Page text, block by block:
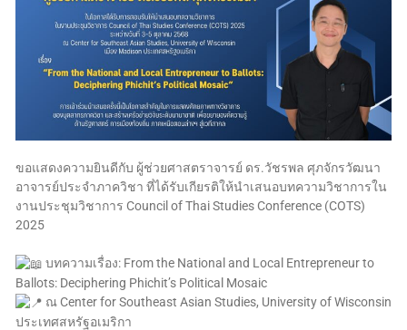
ขอแสดงความยินดีกับ ผู้ช่วยศาสตราจารย์ ดร.วัชรพล ศุภจักรวัฒนา
อาจารย์ประจำภาควิชา ที่ได้รับเกียรติให้นำเสนอบทความวิชาการใน
งานประชุมวิชาการ Council of Thai Studies Conference (COTS)
2025
บทความเรื่อง: From the National and Local Entrepreneur to
Ballots: Deciphering Phichit’s Political Mosaic
ณ Center for Southeast Asian Studies, University of Wisconsin
ประเทศสหรัฐอเมริกา